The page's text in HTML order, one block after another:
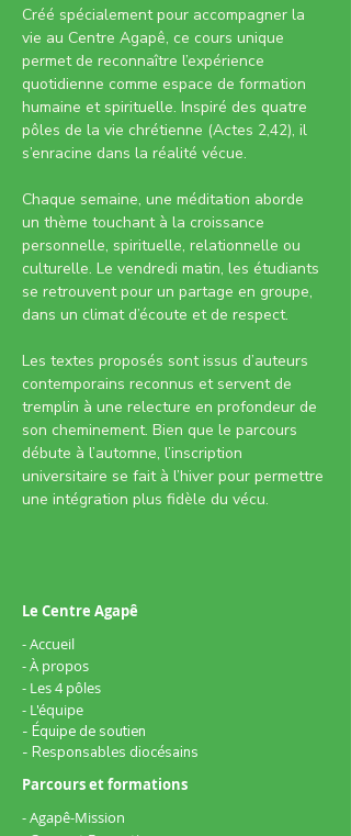
Créé spécialement pour accompagner la
vie au Centre Agapê, ce cours unique
permet de reconnaître l’expérience
quotidienne comme espace de formation
humaine et spirituelle. Inspiré des quatre
pôles de la vie chrétienne (Actes 2,42), il
s’enracine dans la réalité vécue.
Chaque semaine, une méditation aborde
un thème touchant à la croissance
personnelle, spirituelle, relationnelle ou
culturelle. Le vendredi matin, les étudiants
se retrouvent pour un partage en groupe,
dans un climat d’écoute et de respect.
Les textes proposés sont issus d’auteurs
contemporains reconnus et servent de
tremplin à une relecture en profondeur de
son cheminement. Bien que le parcours
débute à l’automne, l’inscription
universitaire se fait à l’hiver pour permettre
une intégration plus fidèle du vécu.
Le Centre Agapê
- Accueil
- À propos
- Les 4 pôles
- L'équipe
- Équipe de soutien
- Responsables diocésains
Parcours et formations
- Agapê-Mission